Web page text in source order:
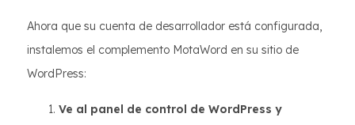
Ahora que su cuenta de desarrollador está configurada,
instalemos el complemento MotaWord en su sitio de
WordPress:
Ve al panel de control de WordPress y